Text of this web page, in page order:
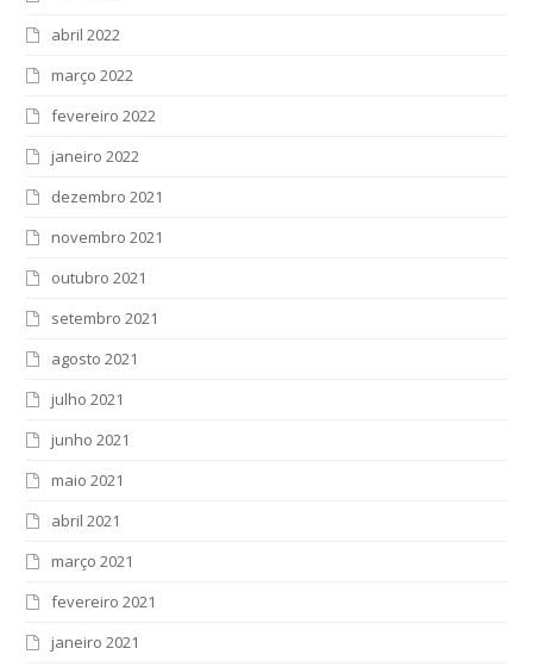
abril 2022
março 2022
fevereiro 2022
janeiro 2022
dezembro 2021
novembro 2021
outubro 2021
setembro 2021
agosto 2021
julho 2021
junho 2021
maio 2021
abril 2021
março 2021
fevereiro 2021
janeiro 2021